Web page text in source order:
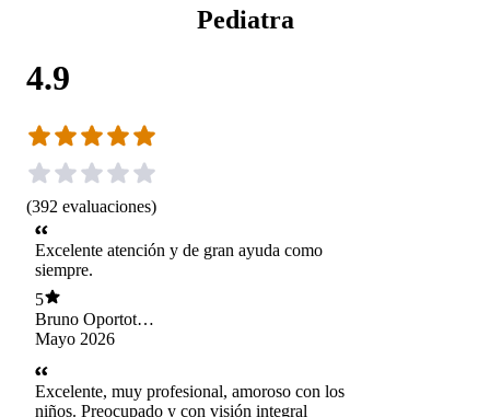
Pediatra
4.9
(392 evaluaciones)
Excelente atención y de gran ayuda como
siempre.
5
Bruno Oportot
Manríquez
Mayo 2026
Excelente, muy profesional, amoroso con los
niños. Preocupado y con visión integral